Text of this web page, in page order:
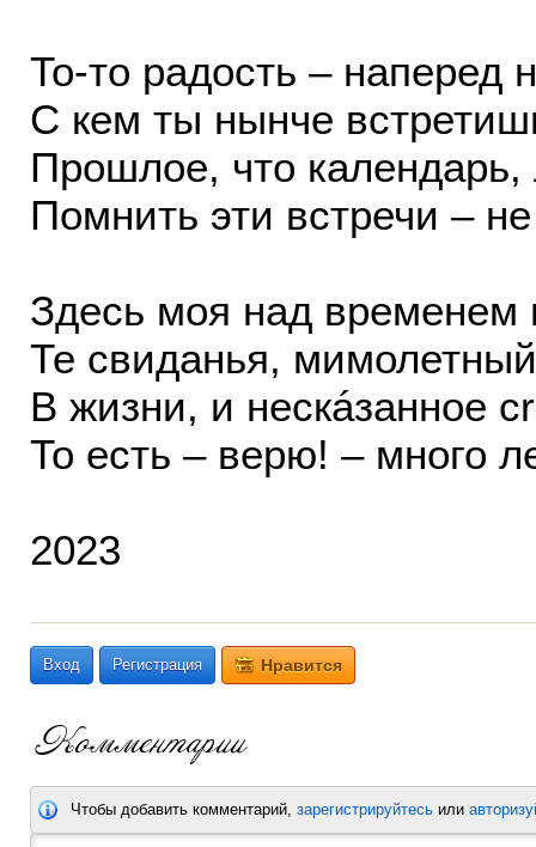
То-то радость – наперед
С кем ты нынче
Прошлое, что календарь,
Помнить эти встречи –
Здесь моя над временем
Те свиданья,
В жизни, и нескáзанное
То есть – верю! – много
2023
Вход Регистрация Нравится
Чтобы добавить комментарий, зарегистрируйтесь или